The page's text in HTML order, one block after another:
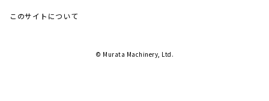
このサイトについて
© Murata Machinery, Ltd.